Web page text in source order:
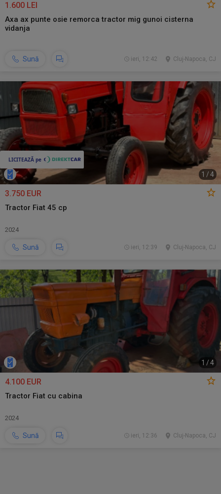
1.600 LEI
Axa ax punte osie remorca tractor mig gunoi cisterna
vidanja
Sună Cluj-Napoca, CJ
ieri, 12:42
1 /4
3.750 EUR
Tractor Fiat 45 cp
2024
Sună Cluj-Napoca, CJ
ieri, 12:39
1 /4
4.100 EUR
Tractor Fiat cu cabina
2024
Sună Cluj-Napoca, CJ
ieri, 12:36